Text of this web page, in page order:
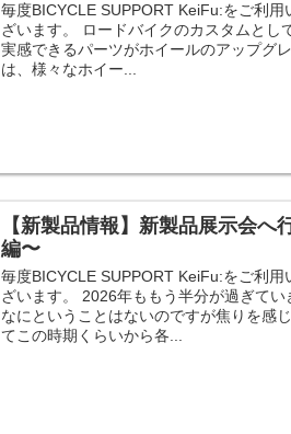
毎度BICYCLE SUPPORT KeiFu:をご利
ざいます。 ロードバイクのカスタムとし
実感できるパーツがホイールのアップグ
は、様々なホイー...
【新製品情報】新製品展示会へ
編〜
毎度BICYCLE SUPPORT KeiFu:をご利
ざいます。 2026年ももう半分が過ぎてい
なにということはないのですが焦りを感
てこの時期くらいから各...